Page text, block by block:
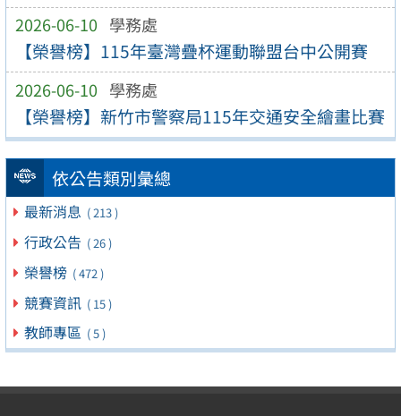
2026-06-10 學務處
【榮譽榜】115年臺灣疊杯運動聯盟台中公開賽
2026-06-10 學務處
【榮譽榜】新竹市警察局115年交通安全繪畫比賽
依公告類別彙總
最新消息 ( 213 )
行政公告 ( 26 )
榮譽榜 ( 472 )
競賽資訊 ( 15 )
教師專區 ( 5 )